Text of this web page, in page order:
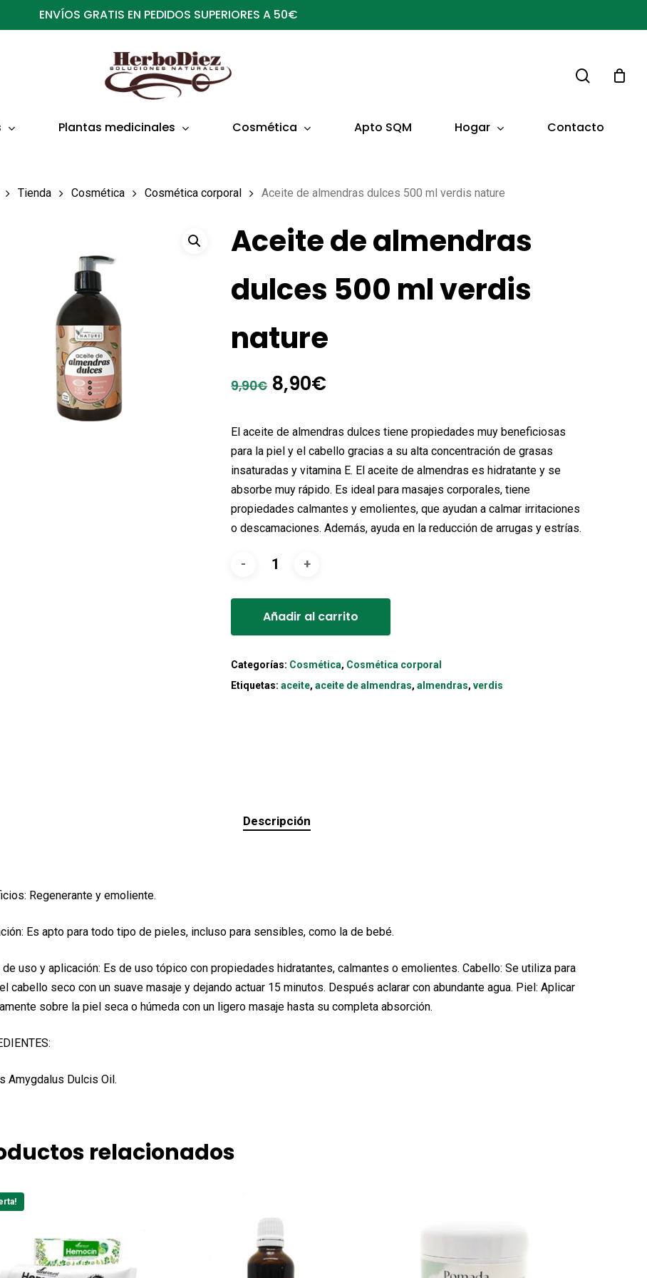
ENVÍOS GRATIS EN PEDIDOS SUPERIORES A 50€
Plantas medicinales Cosmética Apto SQM Hogar Contacto
Tienda Cosmética Cosmética corporal Aceite de almendras dulces 500 ml verdis nature
Aceite de almendras
dulces 500 ml verdis
nature
9,90€ El
original
era:
9,90€.
8,90€
actual
es:
8,90€.
El aceite de almendras dulces tiene propiedades muy beneficiosas
para la piel y el cabello gracias a su alta concentración de grasas
insaturadas y vitamina E. El aceite de almendras es hidratante y se
absorbe muy rápido. Es ideal para masajes corporales, tiene
propiedades calmantes y emolientes, que ayudan a calmar irritaciones
o descamaciones. Además, ayuda en la reducción de arrugas y estrías.
Añadir al carrito
Categorías: Cosmética, Cosmética corporal
Etiquetas:aceite,aceite de almendras,almendras,verdis
Descripción
Regenerante y emoliente.
Es apto para todo tipo de pieles, incluso para sensibles, como la de bebé.
uso y aplicación: Es de uso tópico con propiedades hidratantes, calmantes o emolientes. Cabello: Se utiliza para
cabello seco con un suave masaje y dejando actuar 15 minutos. Después aclarar con abundante agua. Piel: Aplicar
sobre la piel seca o húmeda con un ligero masaje hasta su completa absorción.
Amygdalus Dulcis Oil.
relacionados